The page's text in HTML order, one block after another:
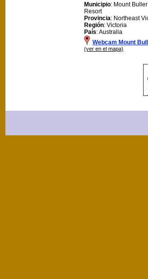
Municipio: Mount
Resort
Provincia: Northeast
Región: Victoria
País: Australia
Webcam Mount
(ver en el mapa)